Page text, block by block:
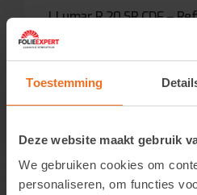
Toestemming
Deze website maakt gebruik
We gebruiken cookies om
personaliseren, om functies